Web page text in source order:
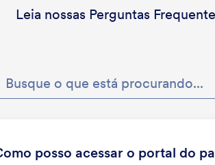
Leia nossas Perguntas
posso acessar o portal do